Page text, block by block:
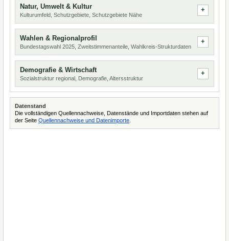
Natur, Umwelt & Kultur
Kulturumfeld, Schutzgebiete, Schutzgebiete Nähe
Wahlen & Regionalprofil
Bundestagswahl 2025, Zweitstimmenanteile, Wahlkreis-Strukturdaten
Demografie & Wirtschaft
Sozialstruktur regional, Demografie, Altersstruktur
Datenstand
Die vollständigen Quellennachweise, Datenstände und Importdaten stehen auf
der Seite Quellennachweise und Datenimporte